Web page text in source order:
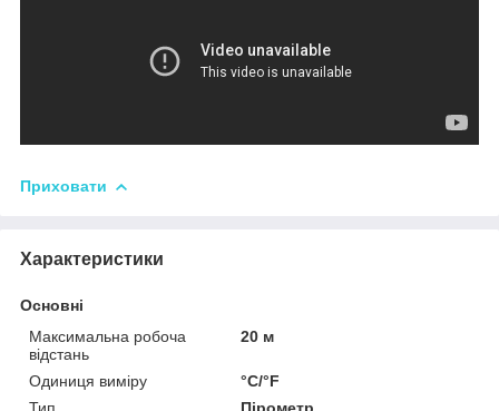
Приховати
Характеристики
Основні
Максимальна робоча
відстань
20 м
Одиниця виміру
°С/°F
Тип
Пірометр